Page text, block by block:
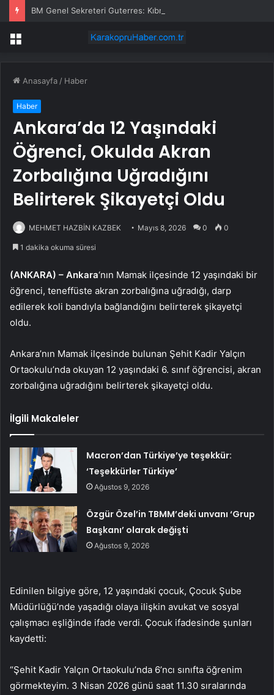
Menü
Anasayfa / Haber
Haber
Ankara’da 12 Yaşındaki
Öğrenci, Okulda Akran
Zorbalığına Uğradığını
Belirterek Şikayetçi Oldu
MEHMET HAZBİN KAZBEK Mayıs 8, 2026 0 0
1 dakika okuma süresi
(ANKARA) – Ankara‘nın Mamak ilçesinde 12 yaşındaki bir
öğrenci, teneffüste akran zorbalığına uğradığı, darp
edilerek koli bandıyla bağlandığını belirterek şikayetçi
oldu.
Ankara’nın Mamak ilçesinde bulunan Şehit Kadir Yalçın
Ortaokulu’nda okuyan 12 yaşındaki 6. sınıf öğrencisi, akran
zorbalığına uğradığını belirterek şikayetçi oldu.
İlgili Makaleler
Macron’dan Türkiye’ye teşekkür:
‘Teşekkürler Türkiye’
Ağustos 9, 2026
Özgür Özel’in TBMM’deki unvanı ‘Grup
Başkanı’ olarak değişti
Ağustos 9, 2026
Edinilen bilgiye göre, 12 yaşındaki çocuk, Çocuk Şube
Müdürlüğü’nde yaşadığı olaya ilişkin avukat ve sosyal
çalışmacı eşliğinde ifade verdi. Çocuk ifadesinde şunları
kaydetti:
“Şehit Kadir Yalçın Ortaokulu’nda 6’ncı sınıfta öğrenim
görmekteyim. 3 Nisan 2026 günü saat 11.30 sıralarında